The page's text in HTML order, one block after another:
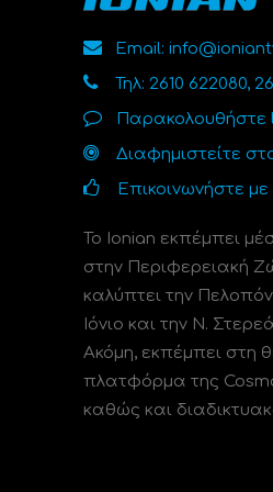
Email:
Τηλ: 2610 622080,
Παρακολουθήστε
Διαφημιστείτε
Επικοινωνήστε
Το Ionian εκπέμπει
στην Περιφερειακή
καλύπτει την
Ιόνιο και την Ν.
Ακόμη, εκπέμπει στη
πλατφόρμα της
καθώς και